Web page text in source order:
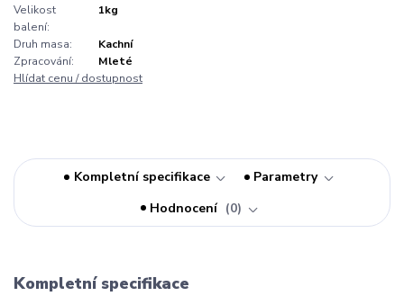
Velikost
balení:
1kg
Druh masa:
Kachní
Zpracování:
Mleté
Hlídat cenu / dostupnost
Kompletní specifikace
Parametry
Hodnocení
0
Kompletní specifikace